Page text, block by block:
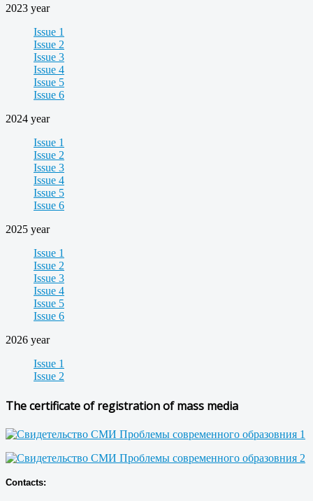
2023 year
Issue 1
Issue 2
Issue 3
Issue 4
Issue 5
Issue 6
2024 year
Issue 1
Issue 2
Issue 3
Issue 4
Issue 5
Issue 6
2025 year
Issue 1
Issue 2
Issue 3
Issue 4
Issue 5
Issue 6
2026 year
Issue 1
Issue 2
The certificate of registration of mass media
Contacts: